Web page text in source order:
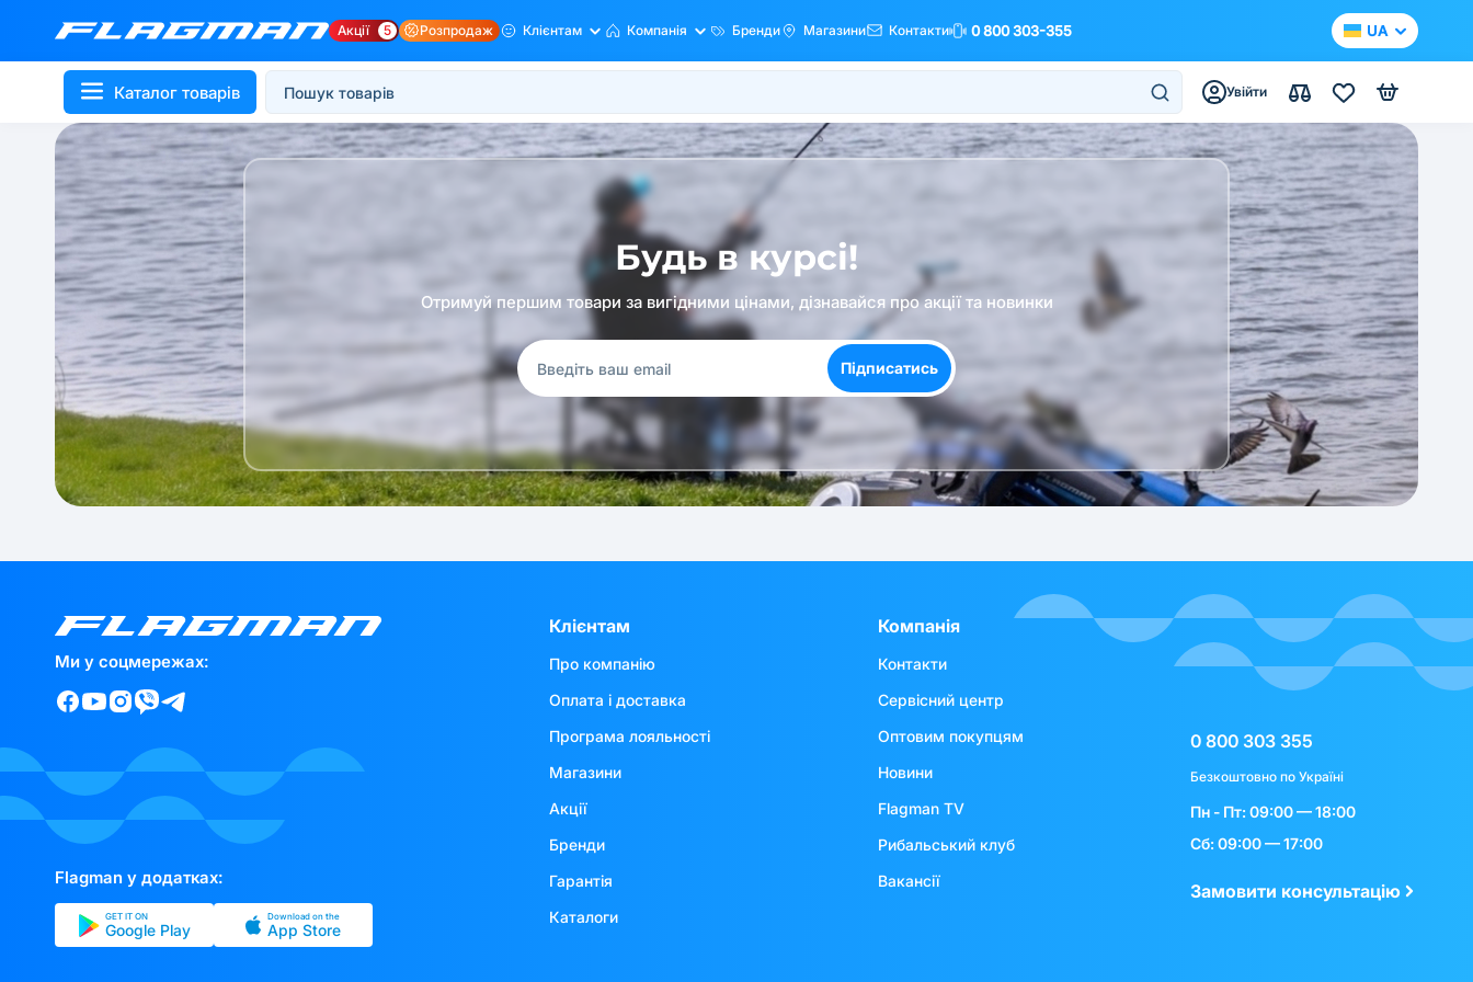
Акції 5 Розпродаж Клієнтам Компанія Бренди Магазини Контакти 0 800 303-355 UA
Каталог товарів Увійти
Будь в курсі!
Отримуй першим товари за вигідними цінами, дізнавайся про акції та новинки
Підписатись
Ми у соцмережах:
Flagman у додатках:
GET IT ON
Google Play
Download on the
App Store
Клієнтам
Про компанію
Оплата і доставка
Програма лояльності
Магазини
Акції
Бренди
Гарантія
Каталоги
Компанія
Контакти
Сервісний центр
Оптовим покупцям
Новини
Flagman TV
Рибальський клуб
Вакансії
0 800 303 355
Безкоштовно по Україні
Пн - Пт: 09:00 — 18:00
Сб: 09:00 — 17:00
Замовити консультацію